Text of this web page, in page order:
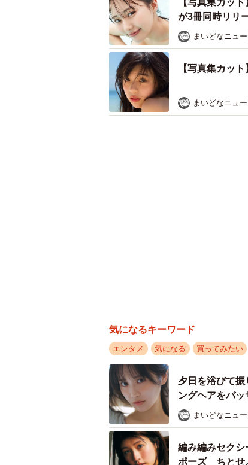
が3冊同時リリ
まいどなニュ
【写真集カッ
まいどなニュ
気になるキーワード
エンタメ 気になる 買ってみたい
夕日を浴びて
ングヘアをバ
まいどなニュ
編み編みセク
ポーズ ちとせ